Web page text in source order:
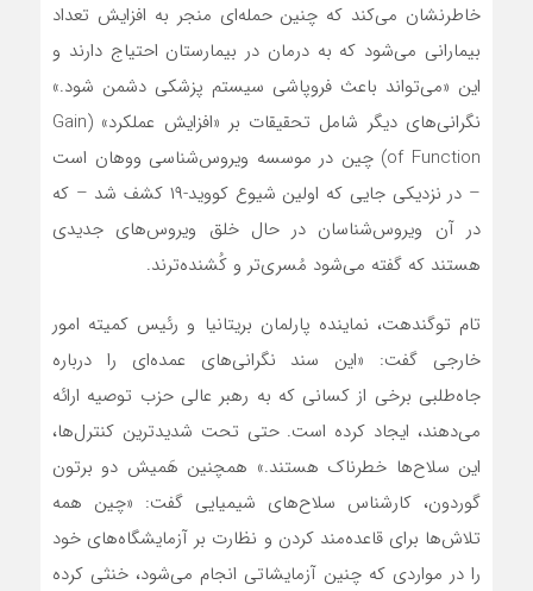
خاطرنشان می‌کند که چنین حمله‌ای منجر به افزایش تعداد
بیمارانی می‌شود که به درمان در بیمارستان احتیاج دارند و
این «می‌تواند باعث فروپاشی سیستم پزشکی دشمن شود.»
نگرانی‌های دیگر شامل تحقیقات بر «افزایش عملکرد» (Gain
of Function) چین در موسسه ویروس‌شناسی ووهان است
– در نزدیکی جایی که اولین شیوع کووید-۱۹ کشف شد – که
در آن ویروس‌شناسان در حال خلق ویروس‌های جدیدی
هستند که گفته می‌شود مُسری‌تر و کُشنده‌تر‌ند.
تام توگندهت، نماینده پارلمان بریتانیا و رئیس کمیته امور
خارجی گفت: «این سند نگرانی‌های عمده‌ای را درباره
جاه‌طلبی برخی از کسانی که به رهبر عالی حزب توصیه ارائه
می‌دهند، ایجاد کرده است. حتی تحت شدیدترین کنترل‌ها،
این سلاح‌ها خطرناک هستند.» همچنین هَمیش دو برتون
گوردون، کارشناس سلاح‌های شیمیایی گفت: «چین همه
تلاش‌ها برای قاعده‌مند کردن و نظارت بر آزمایشگاه‌های خود
را در مواردی که چنین آزمایشاتی انجام می‌شود، خنثی کرده